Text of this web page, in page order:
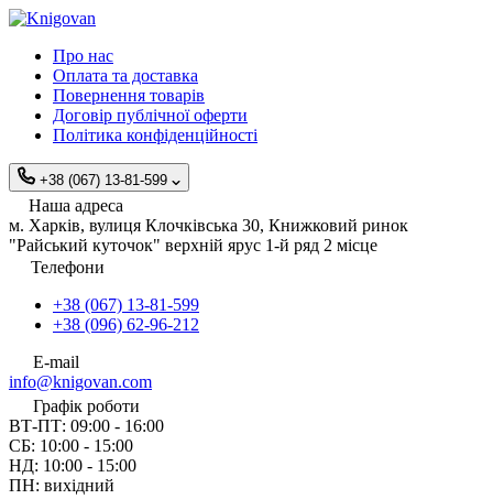
Про нас
Оплата та доставка
Повернення товарів
Договір публічної оферти
Політика конфіденційності
+38 (067) 13-81-599
Наша адреса
м. Харків, вулиця Клочківська 30, Книжковий ринок
"Райський куточок" верхній ярус 1-й ряд 2 місце
Телефони
+38 (067) 13-81-599
+38 (096) 62-96-212
E-mail
info@knigovan.com
Графік роботи
ВТ-ПТ: 09:00 - 16:00
СБ: 10:00 - 15:00
НД: 10:00 - 15:00
ПН: вихідний